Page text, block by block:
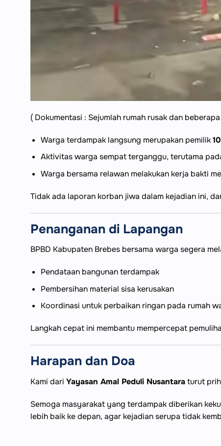
( Dokumentasi : Sejumlah rumah rusak dan
Warga terdampak langsung merupakan pemilik
Aktivitas warga sempat terganggu, terutama
Warga bersama relawan melakukan kerja bakti
Tidak ada laporan korban jiwa dalam kejadian ini,
Penanganan di Lapangan
BPBD Kabupaten Brebes bersama warga segera
Pendataan bangunan terdampak
Pembersihan material sisa kerusakan
Koordinasi untuk perbaikan ringan pada rumah
Langkah cepat ini membantu mempercepat
Harapan dan Doa
Kami dari Yayasan Amal Peduli Nusantaraturut
Semoga masyarakat yang terdampak diberikan
lebih baik ke depan, agar kejadian serupa tidak